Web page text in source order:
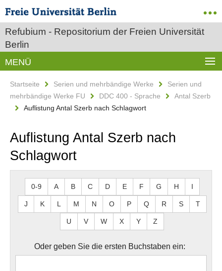
Refubium - Repositorium der Freien Universität
Berlin
MENÜ
Startseite Serien und mehrbändige Werke
Serien und
mehrbändige Werke FU
DDC 400 - Sprache
Antal Szerb
Auflistung Antal Szerb nach Schlagwort
Auflistung Antal Szerb nach
Schlagwort
0-9 A B C D E F G H I
J K L M N O P Q R S T
U V W X Y Z
Oder geben Sie die ersten Buchstaben ein: